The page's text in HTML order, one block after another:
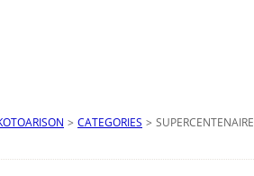
> CATEGORIES > SUPERCENTENAIRE